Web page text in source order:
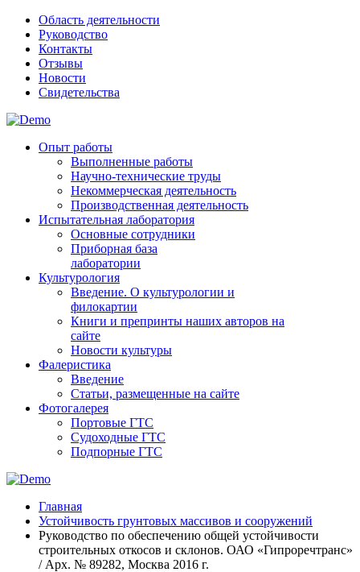
Область деятельности
Руководство
Контакты
Отзывы
Новости
Свидетельства
Опыт работы
Выполненные работы
Научно-технические труды
Некоммерческая деятельность
Производственная деятельность
Испытательная лаборатория
Основные сотрудники
Приборная база
лаборатории
Культурология
Введение. О культурологии и
филокартии
Книги и препринты наших авторов на
сайте
Новости культуры
Фалеристика
Введение
Статьи, размещенные на сайте
Фотогалерея
Портовые ГТС
Судоходные ГТС
Подпорные ГТС
Главная
Устойчивость грунтовых массивов и сооружений
Руководство по обеспечению общей устойчивости
строительных откосов и склонов. ОАО «Гипроречтранс»
/ Арх. № 89282, Москва 2016 г.